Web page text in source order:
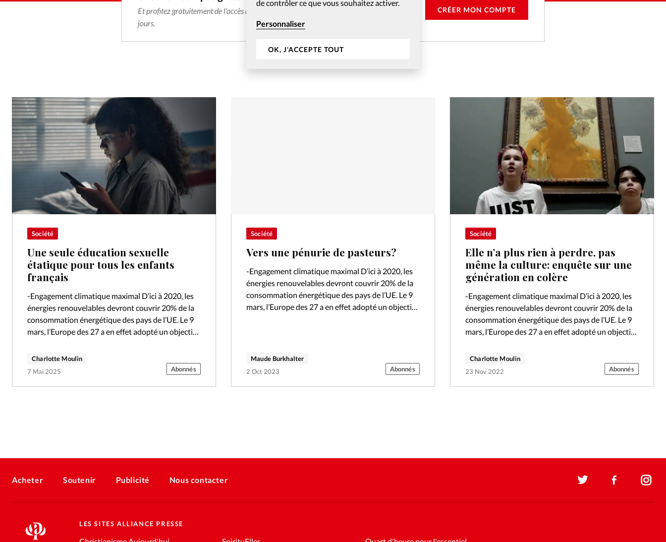
de contrôler ce que vous souhaitez activer.
Personnaliser
OK, J'ACCEPTE TOUT
Et profitez gratuitement de l'accès aux articles web réservés aux abonnés pendant 14
jours.
CRÉER MON COMPTE
Société
Une seule éducation sexuelle
étatique pour tous les enfants
français
-Engagement climatique maximal D’ici à 2020, les
énergies renouvelables devront couvrir 20% de la
consommation énergétique des pays de l’UE. Le 9
mars, l’Europe des 27 a en effet adopté un objectif
Charlotte Moulin
7 Mai 2025
Abonnés
Société
Vers une pénurie de pasteurs?
-Engagement climatique maximal D’ici à 2020, les
énergies renouvelables devront couvrir 20% de la
consommation énergétique des pays de l’UE. Le 9
mars, l’Europe des 27 a en effet adopté un objectif
Maude Burkhalter
2 Oct 2023
Abonnés
Société
Elle n’a plus rien à perdre, pas
même la culture: enquête sur une
génération en colère
-Engagement climatique maximal D’ici à 2020, les
énergies renouvelables devront couvrir 20% de la
consommation énergétique des pays de l’UE. Le 9
mars, l’Europe des 27 a en effet adopté un objectif
Charlotte Moulin
23 Nov 2022
Abonnés
Acheter Soutenir Publicité Nous contacter
LES SITES ALLIANCE PRESSE